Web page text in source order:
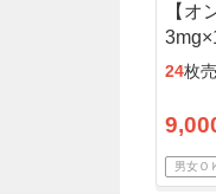
【オ
24枚
男女Ｏ